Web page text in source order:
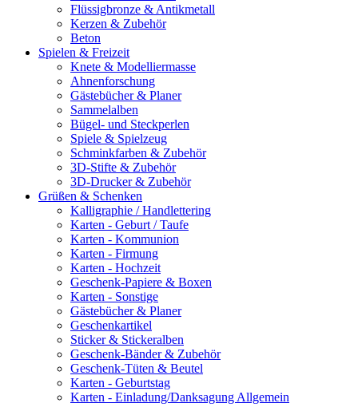
Flüssigbronze & Antikmetall
Kerzen & Zubehör
Beton
Spielen & Freizeit
Knete & Modelliermasse
Ahnenforschung
Gästebücher & Planer
Sammelalben
Bügel- und Steckperlen
Spiele & Spielzeug
Schminkfarben & Zubehör
3D-Stifte & Zubehör
3D-Drucker & Zubehör
Grüßen & Schenken
Kalligraphie / Handlettering
Karten - Geburt / Taufe
Karten - Kommunion
Karten - Firmung
Karten - Hochzeit
Geschenk-Papiere & Boxen
Karten - Sonstige
Gästebücher & Planer
Geschenkartikel
Sticker & Stickeralben
Geschenk-Bänder & Zubehör
Geschenk-Tüten & Beutel
Karten - Geburtstag
Karten - Einladung/Danksagung Allgemein